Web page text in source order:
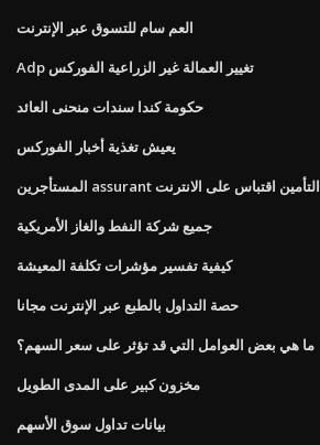
العم سام للتسوق عبر الإنترنت
Adp تغيير العمالة غير الزراعية الفوركس
حكومة كندا سندات منحنى العائد
يعيش تغذية أخبار الفوركس
المستأجرين assurant التأمين اقتباس على الانترنت
جميع شركة النفط والغاز الأمريكية
كيفية تفسير مؤشرات تكلفة المعيشة
حصة التداول بالطبع عبر الإنترنت مجانا
ما هي بعض العوامل التي قد تؤثر على سعر السهم؟
مخزون كبير على المدى الطويل
بيانات تداول سوق الأسهم